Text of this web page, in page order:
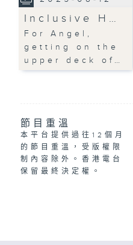
Inclusive H…
For Angel,
getting on the
upper deck of…
節目重溫
本平台提供過往12個月
的節目重溫，受版權限
制內容除外。香港電台
保留最終決定權。